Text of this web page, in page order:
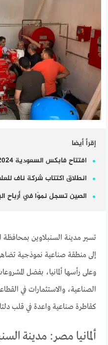
إقرأ أيضا
افتتاح فابكس السعودية 2024 بمشاركة أكثر من 700 شركة
انطلاق اكتتاب شركة ناف
الصين تسجل نموًا في أرباح
تسير مدينة السنبلاوين
إلى منطقة صناعية نموذجية تضاهي
وعلى رأسها ألمانيا، بفضل
الصناعية، والاستثمارات في
كقاطرة صناعية واعدة في قلب
ألمانيا مصر: مدينة